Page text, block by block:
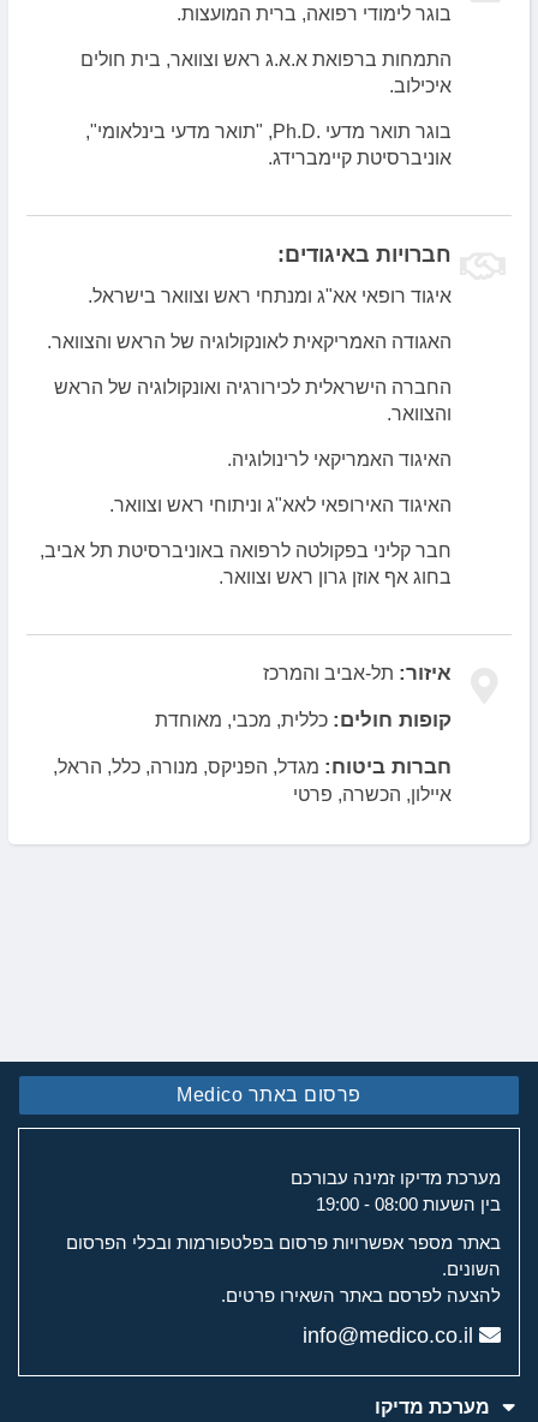
בוגר לימודי רפואה, ברית המועצות.
התמחות ברפואת א.א.ג ראש וצוואר, בית חולים
איכילוב.
בוגר תואר מדעי .Ph.D, "תואר מדעי בינלאומי",
אוניברסיטת קיימברידג.
חברויות באיגודים:
איגוד רופאי אא"ג ומנתחי ראש וצוואר בישראל.
האגודה האמריקאית לאונקולוגיה של הראש והצוואר.
החברה הישראלית לכירורגיה ואונקולוגיה של הראש
והצוואר.
האיגוד האמריקאי לרינולוגיה.
האיגוד האירופאי לאא"ג וניתוחי ראש וצוואר.
חבר קליני בפקולטה לרפואה באוניברסיטת תל אביב,
בחוג אף אוזן גרון ראש וצוואר.
איזור: תל-אביב והמרכז
קופות חולים: כללית, מכבי, מאוחדת
חברות ביטוח: מגדל, הפניקס, מנורה, כלל, הראל,
איילון, הכשרה, פרטי
פרסום באתר Medico
מערכת מדיקו זמינה עבורכם
בין השעות 08:00 - 19:00
באתר מספר אפשרויות פרסום בפלטפורמות ובכלי הפרסום
השונים.
להצעה לפרסם באתר השאירו פרטים.
info@medico.co.il
מערכת מדיקו